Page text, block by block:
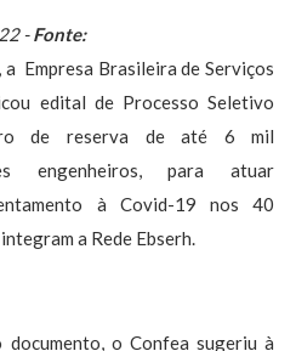
-Fonte:
Empresa Brasileira de Serviços
edital de Processo Seletivo
de reserva de até 6 mil
engenheiros, para atuar
à Covid-19 nos 40
a Rede Ebserh.
o Confea sugeriu à